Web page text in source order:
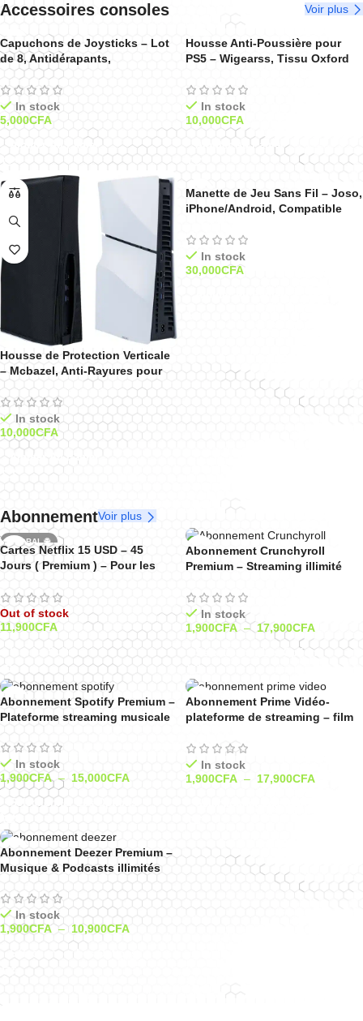
Accessoires consoles Voir plus
Capuchons de Joysticks – Lot
de 8, Antidérapants,
Compatibles PS4 / PS3 / PS2 /
Xbox 360 / Wii U – Noir
In stock
5,000CFA
Housse Anti-Poussière pour
PS5 – Wigearss, Tissu Oxford
Imperméable – Non Compatible
PS5 Slim / Pro
In stock
10,000CFA
Ajouter Au Panier
Housse de Protection Verticale
– Mcbazel, Anti-Rayures pour
PS5 Slim Digital et Standard –
Noir
In stock
10,000CFA
Ajouter Au Panier
Manette de Jeu Sans Fil – Joso,
iPhone/Android, Compatible
Cloud Gaming et PS Remote
Play-Noir
In stock
30,000CFA
AbonnementVoir plus
GLOBAL 🌐
Cartes Netflix 15 USD – 45
Jours ( Premium ) – Pour les
($)
Out of stock
11,900CFA
Lire La Suite
Abonnement Crunchyroll
Premium – Streaming illimité
In stock
1,900CFA – 17,900CFA
Sélectionner Les Options
Abonnement Spotify Premium –
Plateforme streaming musicale
In stock
1,900CFA – 15,000CFA
Sélectionner Les Options
Abonnement Prime Vidéo-
plateforme de streaming – film
In stock
1,900CFA – 17,900CFA
Abonnement Deezer Premium –
Musique & Podcasts illimités
In stock
1,900CFA – 10,900CFA